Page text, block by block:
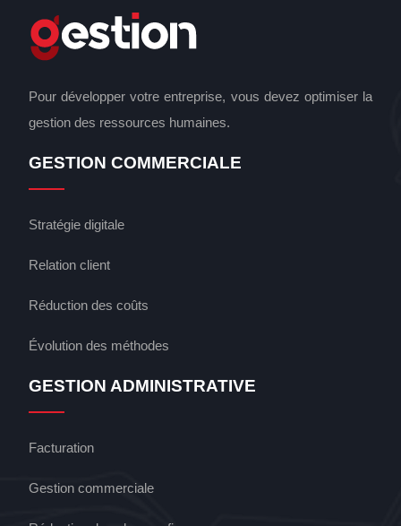
Pour développer votre entreprise, vous devez optimiser la
gestion des ressources humaines.
GESTION COMMERCIALE
Stratégie digitale
Relation client
Réduction des coûts
Évolution des méthodes
GESTION ADMINISTRATIVE
Facturation
Gestion commerciale